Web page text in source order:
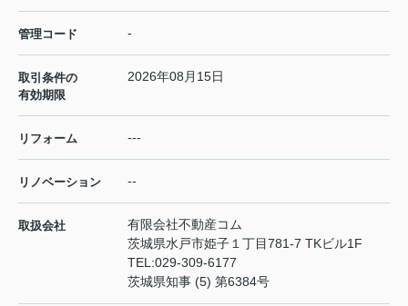
管理コード -
取引条件の
有効期限
2026年08月15日
リフォーム ---
リノベーション --
取扱会社
有限会社不動産コム
茨城県水戸市姫子１丁目781-7 TKビル1F
TEL:029-309-6177
茨城県知事 (5) 第6384号